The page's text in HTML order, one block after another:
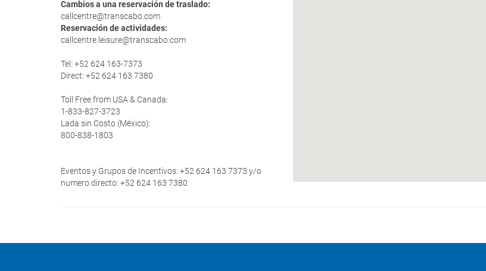
Cambios a una reservación de traslado:
callcentre@transcabo.com
Reservación de actividades:
callcentre.leisure@transcabo.com
Tel: +52 624 163-7373
Direct: +52 624 163 7380
Toll Free from USA & Canada:
1-833-827-3723
Lada sin Costo (México):
800-838-1803
Eventos y Grupos de Incentivos: +52 624 163 7373 y/o
numero directo: +52 624 163 7380